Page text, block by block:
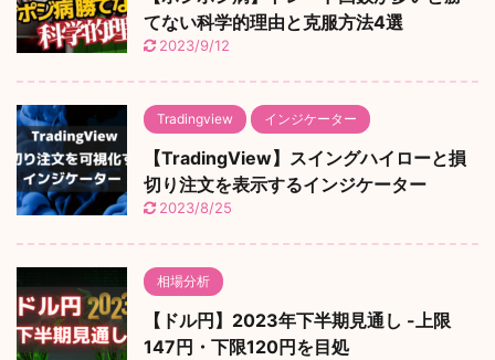
てない科学的理由と克服方法4選
2023/9/12
Tradingview インジケーター
【TradingView】スイングハイローと損
切り注文を表示するインジケーター
2023/8/25
相場分析
【ドル円】2023年下半期見通し -上限
147円・下限120円を目処